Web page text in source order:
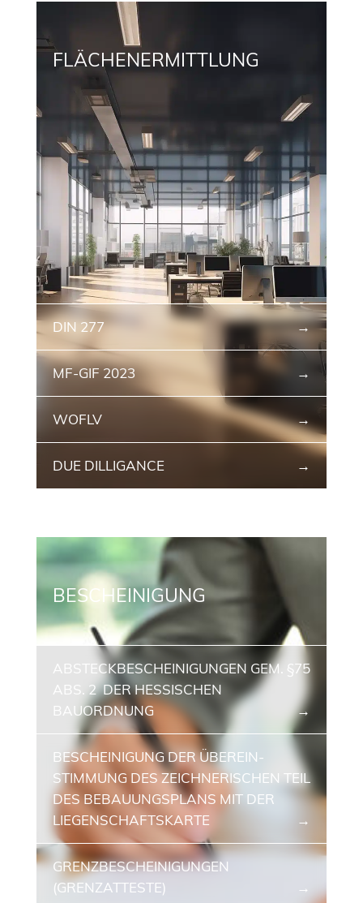
FLÄCHENERMITTLUNG
DIN 277
MF-GIF 2023
WOFLV
DUE DILLIGANCE
BESCHEINIGUNG
ABSTECKBE­SCHEINIGUNGEN GEM. §75
ABS. 2 ­ DER HESSISCHEN
BAUORDNUNG
BESCHEINIGUNG DER ÜBEREIN­
STIMMUNG DES ZEICHNERISCHEN TEIL
DES BEBAU­UNGSPLANS MIT DER
LIEGEN­SCHAFTSKARTE
GRENZBE­SCHEINIGUNGEN
(GRENZATTESTE)